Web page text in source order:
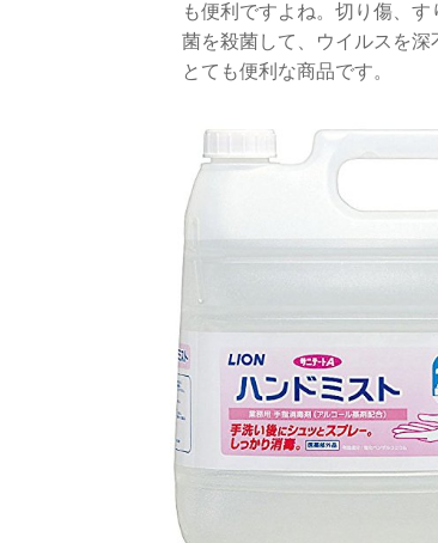
も便利ですよね。切り傷、
菌を殺菌して、ウイルスを
とても便利な商品です。